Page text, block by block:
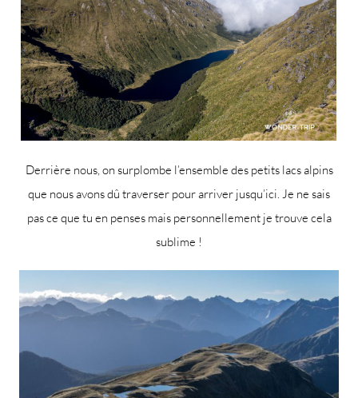
Derrière nous, on surplombe l’ensemble des petits lacs alpins
que nous avons dû traverser pour arriver jusqu’ici. Je ne sais
pas ce que tu en penses mais personnellement je trouve cela
sublime !